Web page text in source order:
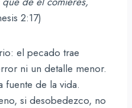
2:17)
el pecado trae
ni un detalle menor.
fuente de la vida.
si desobedezco, no